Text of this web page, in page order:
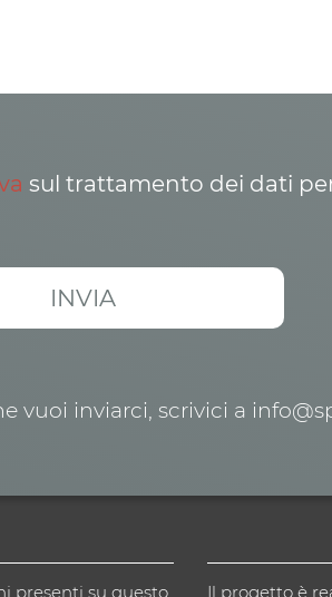
sul trattamento dei dati
vuoi inviarci, scrivici a
presenti su questo Il progetto è